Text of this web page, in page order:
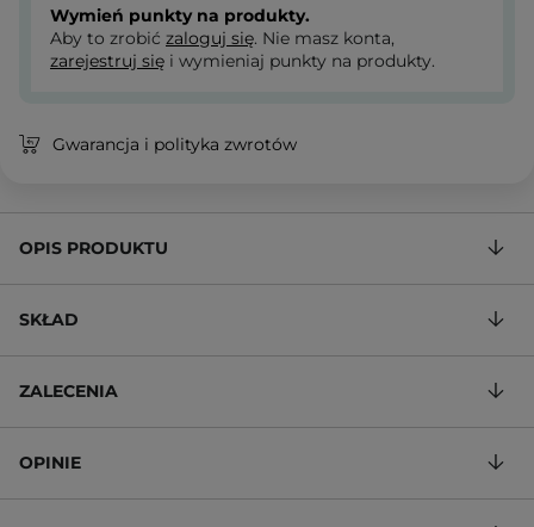
Wymień punkty na produkty.
Aby to zrobić zaloguj się. Nie masz konta,
zarejestruj się i wymieniaj punkty na produkty.
Gwarancja i polityka zwrotów
OPIS PRODUKTU
SKŁAD
ZALECENIA
OPINIE